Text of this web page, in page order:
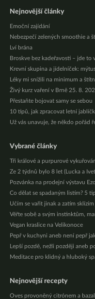
Nejnovější články
Emoční zajídání
Nebezpečí zelených smoothie a
Lví brána
Broskve bez kadeřavosti – jde to
Krevní skupina a jídelníček:
Léky mi snížili na minimum a
Živý kurz vaření v Brně 25. 8.
Přestaňte bojovat samy se sebou
10 tipů, jak zpracovat letní
Už vás unavuje, že někdo pořád
Vybrané články
Tři králové a purpurové
Ze 2 týdnů bylo 8 let (Lucka a
Pozvánka na prodejní výstavu
Co dělat se spadaným listím? 5
Učím se vařit jinak a zatím
Věřte sobě a svým instinktům,
Vegan kraslice na Velikonoce
Pepř v kuchyni aneb není pepř
Lepší pozdě, nežli později aneb
Meditace pro klidný a hluboký
Nejnovější recepty
Oves provoněný citrónem a